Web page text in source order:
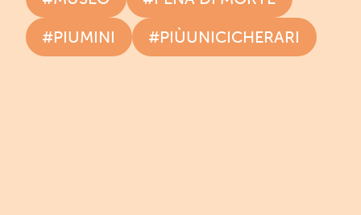
#PIUMINI
#PIÙUNICICHERARI